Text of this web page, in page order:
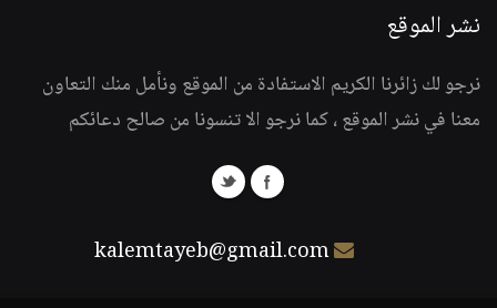
نشر الموقع
نرجو لك زائرنا الكريم الاستفادة من الموقع ونأمل منك التعاون
معنا في نشر الموقع ، كما نرجو الا تنسونا من صالح دعائكم
kalemtayeb@gmail.com